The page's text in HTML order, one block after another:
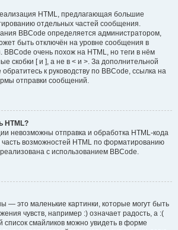
HTML, предлагающая большие
отдельных частей сообщения.
BBCode определяется администратором,
быть отключён на уровне сообщения в
BBCode очень похож на HTML, но теги в нём
скобки [ и ], а не в < и >. За дополнительной
к руководству по BBCode, ссылка на
отправки сообщений.
HTML?
невозможны отправка и обработка HTML-кода
возможностей HTML по форматированию
с использованием BBCode.
— это маленькие картинки, которые могут быть
чувств, например :) означает радость, а :(
список смайликов можно увидеть в форме